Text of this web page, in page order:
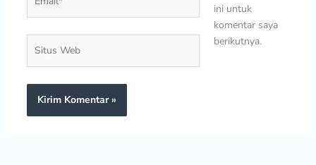
Web
ini untuk
komentar saya
berikutnya.